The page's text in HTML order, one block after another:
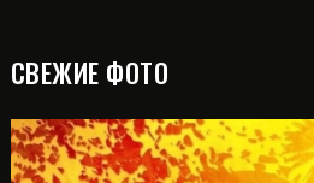
СВЕЖИЕ ФОТО